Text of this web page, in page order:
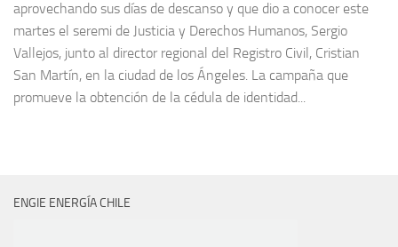
aprovechando sus días de descanso y que dio a conocer este
martes el seremi de Justicia y Derechos Humanos, Sergio
Vallejos, junto al director regional del Registro Civil, Cristian
San Martín, en la ciudad de los Ángeles. La campaña que
promueve la obtención de la cédula de identidad...
ENGIE ENERGÍA CHILE